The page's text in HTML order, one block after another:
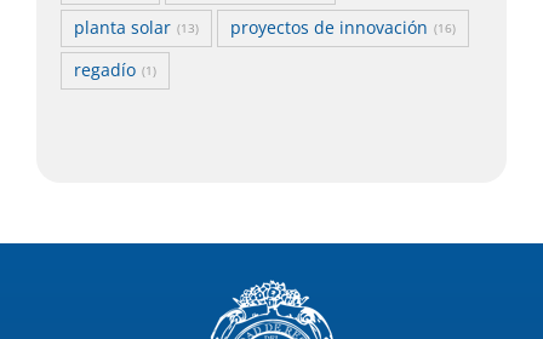
planta solar (13) proyectos de innovación (16)
regadío (1)